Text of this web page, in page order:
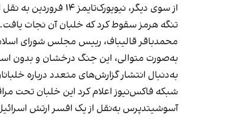
تنگه هرمز سقوط کرد که خلبان آن نجات یافت.
به‌صورت متوالی، این جنگ درخشان و بدون
به‌دنبال انتشار گزارش‌های متعدد درباره
شبکه فاکس‌نیوز اعلام کرد این خلبان تحت
آسوشیتدپرس به‌نقل از یک افسر ارتش